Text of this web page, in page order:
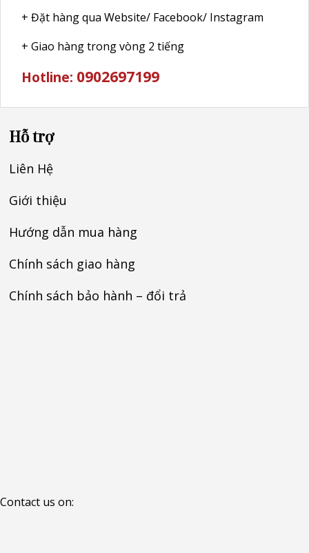
+ Đặt hàng qua Website/ Facebook/ Instagram
+ Giao hàng trong vòng 2 tiếng
Hotline: 0902697199
Hỗ trợ
Liên Hệ
Giới thiệu
Hướng dẫn mua hàng
Chính sách giao hàng
Chính sách bảo hành – đổi trả
Contact us on: